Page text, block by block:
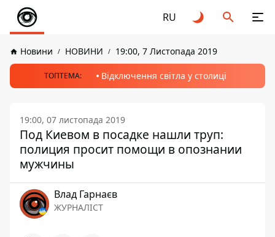
RU
Новини НОВИНИ 19:00, 7 Листопада 2019
ТОПТЕМА: Відключення світла у столиці
19:00, 07 листопада 2019
Под Киевом в посадке нашли труп:
полиция просит помощи в опознании
мужчины
Влад Гарнаєв
ЖУРНАЛІСТ